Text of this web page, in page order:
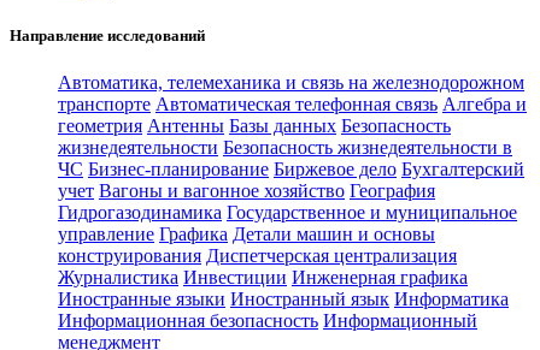
Направление исследований
Автоматика, телемеханика и связь на железнодорожном
транспорте Автоматическая телефонная связь Алгебра и
геометрия Антенны Базы данных Безопасность
жизнедеятельности Безопасность жизнедеятельности в
ЧС Бизнес-планирование Биржевое дело Бухгалтерский
учет Вагоны и вагонное хозяйство География
Гидрогазодинамика Государственное и муниципальное
управление Графика Детали машин и основы
конструирования Диспетчерская централизация
Журналистика Инвестиции Инженерная графика
Иностранные языки Иностранный язык Информатика
Информационная безопасность Информационный
менеджмент